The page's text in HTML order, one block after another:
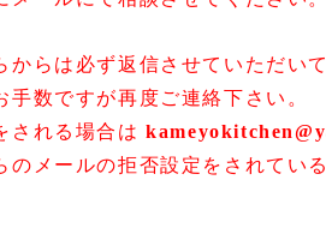
らは必ず返信させていただい
数ですが再度ご連絡下さい。
される場合は
メールの拒否設定をされてい